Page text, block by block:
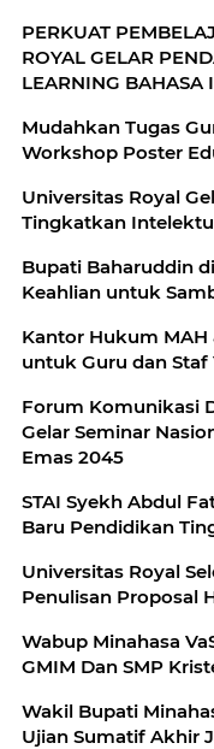
PERKUAT
ROYAL GELAR
LEARNING BAHASA
Mudahkan Tugas
Workshop Poster
Universitas Royal
Tingkatkan
Bupati Baharuddin
Keahlian untuk
Kantor Hukum MAH
untuk Guru dan Staf
Forum Komunikasi
Gelar Seminar
Emas 2045
STAI Syekh Abdul
Baru Pendidikan
Universitas Royal
Penulisan Proposal
Wabup Minahasa
GMIM Dan SMP
Wakil Bupati
Ujian Sumatif Akhir